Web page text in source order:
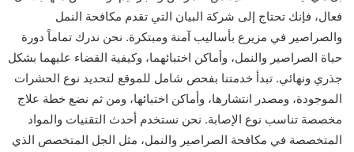
فعال، فإنك تحتاج إلى شركة البيان التي تقدم مكافحة النمل
والصراصير في مزيرع بأساليب آمنة ومبتكرة. نحن ندرك تماماً دورة
حياة الصراصير والنمل، وأماكن اختبائهما، وكيفية القضاء عليهما بشكل
جذري ونهائي. تبدأ خدمتنا بفحص شامل للموقع لتحديد نوع الحشرات
الموجودة، ومصدر انتشارها، وأماكن اختبائها، ومن ثم نضع خطة علاج
مخصصة تناسب نوع الإصابة. نحن نستخدم أحدث التقنيات والمواد
المتخصصة في مكافحة الصراصير والنمل، مثل الجل المتخصص الذي